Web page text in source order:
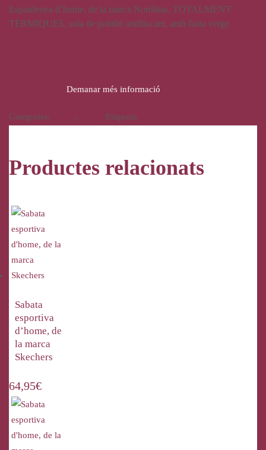
Espardenya d’home, de la marca Nordikas, TOTALMENT
TÈRMIQUES, sola de politilè antilliscant, amb llana verge
Demanar més informació
Categories: , Etiqueta:
Productes relacionats
Sabata
esportiva
d’home, de
la marca
Skechers
64,95€